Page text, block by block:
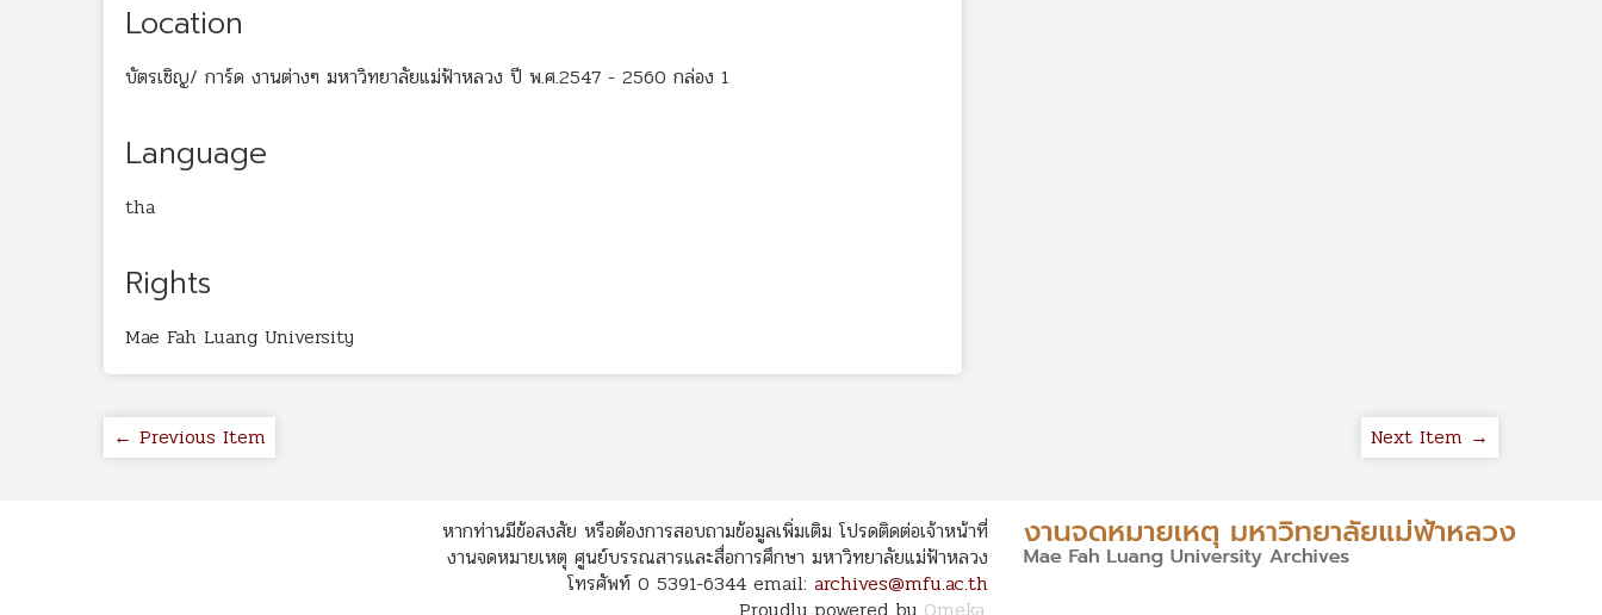
Location
บัตรเชิญ/ การ์ด งานต่างๆ มหาวิทยาลัยแม่ฟ้าหลวง ปี พ.ศ.2547 - 2560 กล่อง 1
Language
tha
Rights
Mae Fah Luang University
← Previous Item Next Item →
หากท่านมีข้อสงสัย หรือต้องการสอบถามข้อมูลเพิ่มเติม โปรดติดต่อเจ้าหน้าที่
งานจดหมายเหตุ ศูนย์บรรณสารและสื่อการศึกษา มหาวิทยาลัยแม่ฟ้าหลวง
โทรศัพท์ 0 5391-6344 email: archives@mfu.ac.th
Proudly powered by Omeka